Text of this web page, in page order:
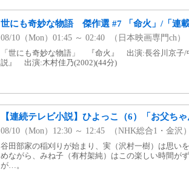
世にも奇妙な物語 傑作選 #7 「命火」/「連
08/10（Mon）01:45 ～ 02:40 （日本映画専門ch）
「世にも奇妙な物語」 『命火』 出演:長谷川京子
説』 出演:木村佳乃(2002)(44分)
【連続テレビ小説】ひよっこ（6）「お父ち
08/10（Mon）12:30 ～ 12:45 （NHK総合1・金沢
谷田部家の稲刈りが始まり、実（沢村一樹）は思い
めながら、みね子（有村架純）はこの楽しい時間が
が…。